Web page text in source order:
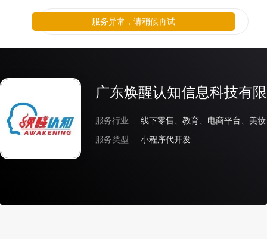
广东焕醒认知信息科技有
服务行业
线下零售、教育、电商平台、美
服务类型
小程序代开发
服务异常，请稍候再试